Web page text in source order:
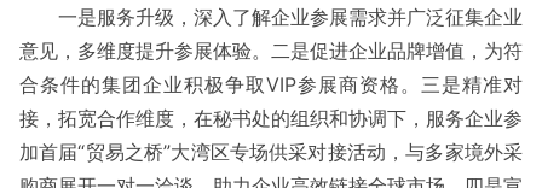
一是服务升级，深入了解企业参展需求并广泛征集企业
意见，多维度提升参展体验。二是促进企业品牌增值，为符
合条件的集团企业积极争取VIP参展商资格。三是精准对
接，拓宽合作维度，在秘书处的组织和协调下，服务企业参
加首届“贸易之桥”大湾区专场供采对接活动，与多家境外采